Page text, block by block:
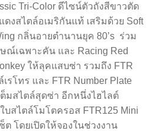
Tri-Color ดีไซน์ตัวถังสีขาวตัด
งสไตล์อเมริกันแท้ เสริมด้วย Soft
กลิ่นอายตำนานยุค 80’s ร่วม
ณ์เฉพาะคัน และ Racing Red
ให้ลุคแสบซ่า รวมถึง FTR
รโทร และ FTR Number Plate
มสไตล์สุดซ่า อีกหนึ่งไฮไลต์
สไตล์โมโตครอส FTR125 Mini
ต โดยเปิดให้จองในช่วงงาน